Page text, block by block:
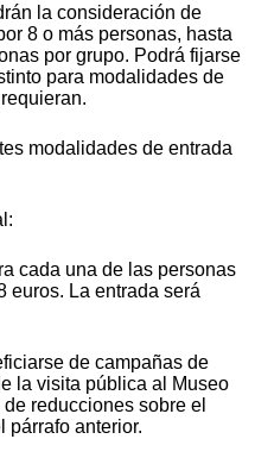
la consideración de
8 o más personas, hasta
por grupo. Podrá fijarse
para modalidades de
modalidades de entrada
cada una de las personas
euros. La entrada será
de campañas de
la visita pública al Museo
reducciones sobre el
párrafo anterior.